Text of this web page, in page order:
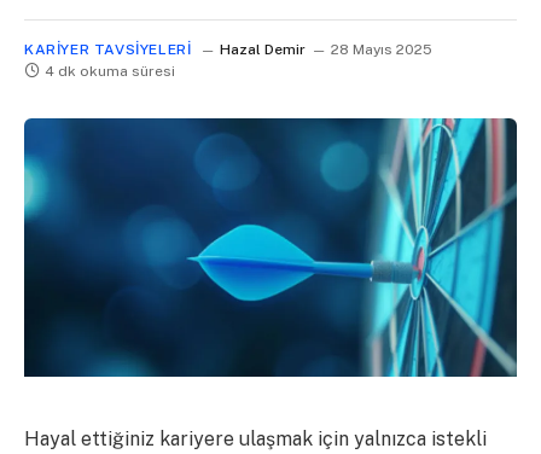
KARIYER TAVSIYELERI Hazal Demir
28 Mayıs 2025
4 dk okuma süresi
Hayal ettiğiniz kariyere ulaşmak için yalnızca istekli